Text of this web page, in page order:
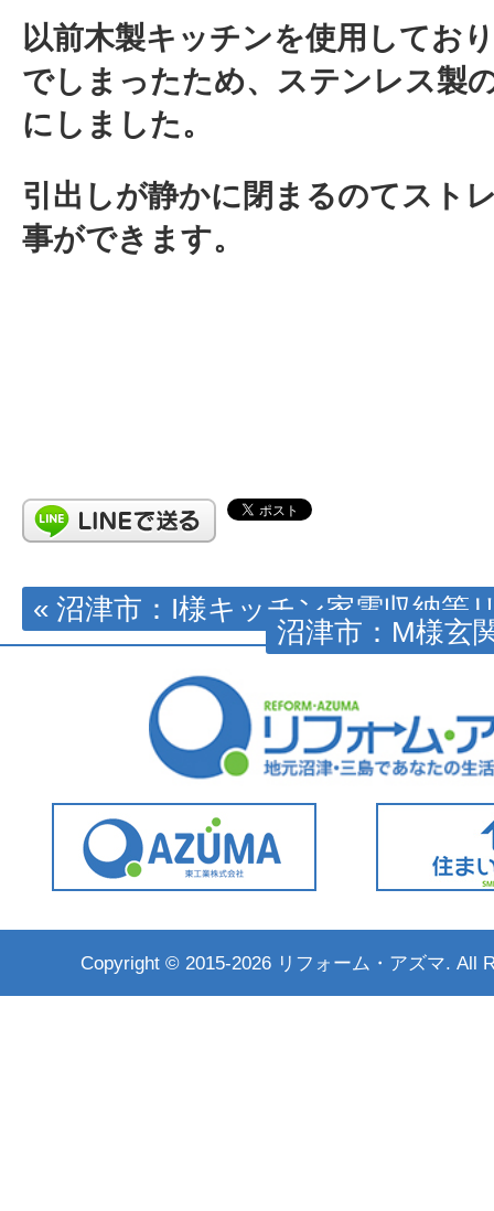
以前木製キッチンを使用してお
でしまったため、ステンレス製
にしました。
引出しが静かに閉まるのてスト
事ができます。
« 沼津市：I様キッチン家電収納等
沼津市：M様玄
Copyright © 2015-2026 リフォーム・アズマ. All